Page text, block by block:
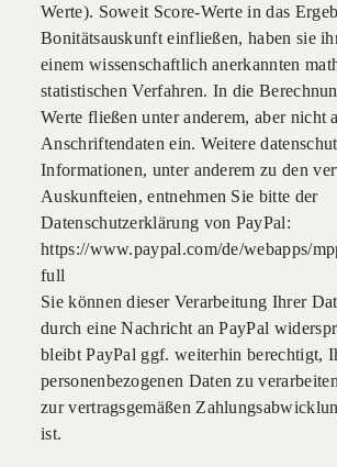
Werte). Soweit Score-Werte in das
Bonitätsauskunft einfließen, haben sie
einem wissenschaftlich anerkannten
statistischen Verfahren. In die
Werte fließen unter anderem, aber nicht
Anschriftendaten ein. Weitere
Informationen, unter anderem zu den
Auskunfteien, entnehmen Sie bitte der
Datenschutzerklärung von PayPal:
https://www.paypal.com/de/webapps/
full
Sie können dieser Verarbeitung Ihrer
durch eine Nachricht an PayPal
bleibt PayPal ggf. weiterhin berechtigt,
personenbezogenen Daten zu
zur vertragsgemäßen
ist.